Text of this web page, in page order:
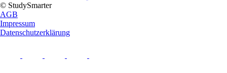
© StudySmarter
AGB
Impressum
Datenschutzerklärung